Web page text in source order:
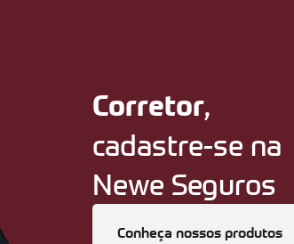
Corretor,
cadastre-se na
Newe Seguros
Conheça nossos produtos